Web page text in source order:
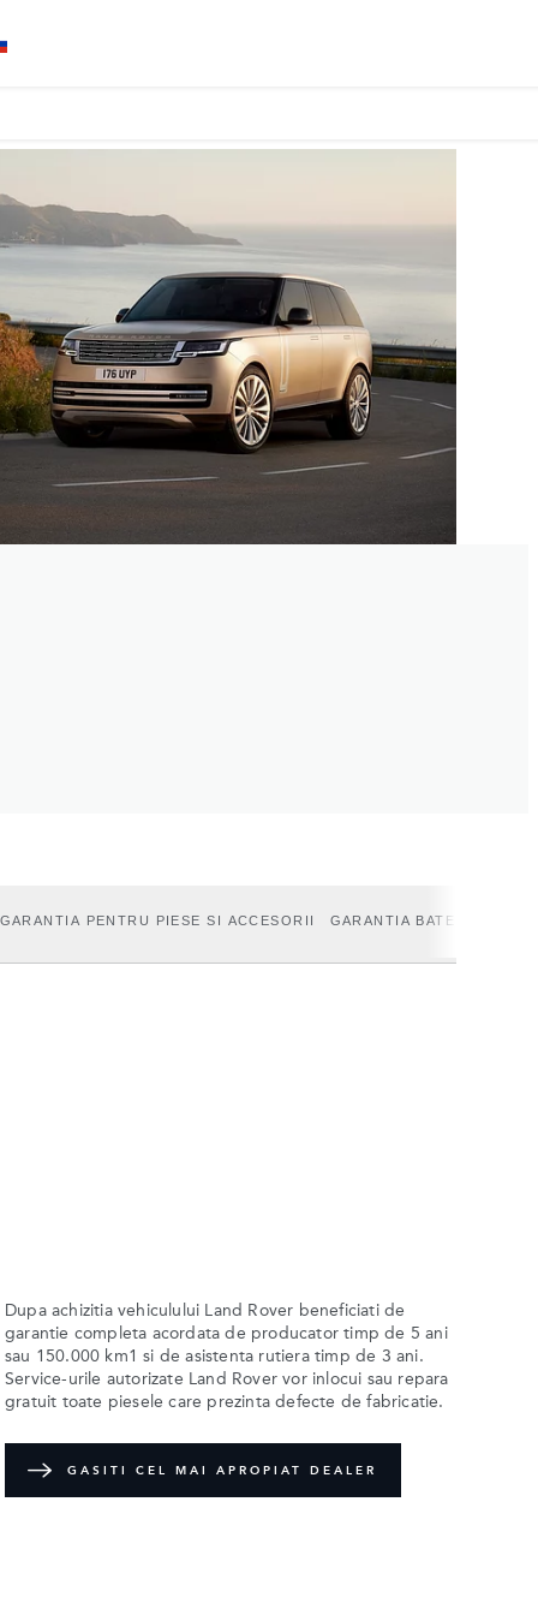
GARANTIA PENTRU PIESE SI ACCESORII GARANTIA BATERIEI
Dupa achizitia vehiculului Land Rover beneficiati de
garantie completa acordata de producator timp de 5 ani
sau 150.000 km1 si de asistenta rutiera timp de 3 ani.
Service-urile autorizate Land Rover vor inlocui sau repara
gratuit toate piesele care prezinta defecte de fabricatie.
GASITI CEL MAI APROPIAT DEALER